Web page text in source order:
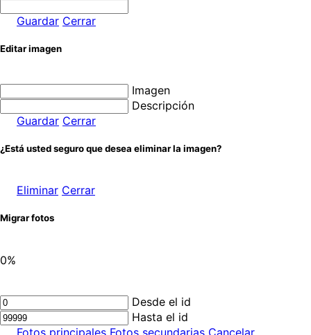
Guardar Cerrar
Editar imagen
Imagen
Descripción
Guardar Cerrar
¿Está usted seguro que desea eliminar la imagen?
Eliminar Cerrar
Migrar fotos
0%
Desde el id
Hasta el id
Fotos principales Fotos secundarias Cancelar